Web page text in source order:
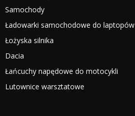
Samochody
Ładowarki samochodowe do laptopów
Łożyska silnika
Dacia
Łańcuchy napędowe do motocykli
Lutownice warsztatowe